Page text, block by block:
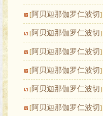
[阿贝迦那伽罗仁波切]
[阿贝迦那伽罗仁波切]
[阿贝迦那伽罗仁波切]
[阿贝迦那伽罗仁波切]
[阿贝迦那伽罗仁波切]
[阿贝迦那伽罗仁波切]